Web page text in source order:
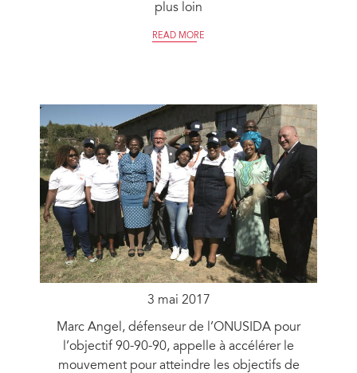
plus loin
READ MORE
3 mai 2017
Marc Angel, défenseur de l’ONUSIDA pour
l’objectif 90-90-90, appelle à accélérer le
mouvement pour atteindre les objectifs de